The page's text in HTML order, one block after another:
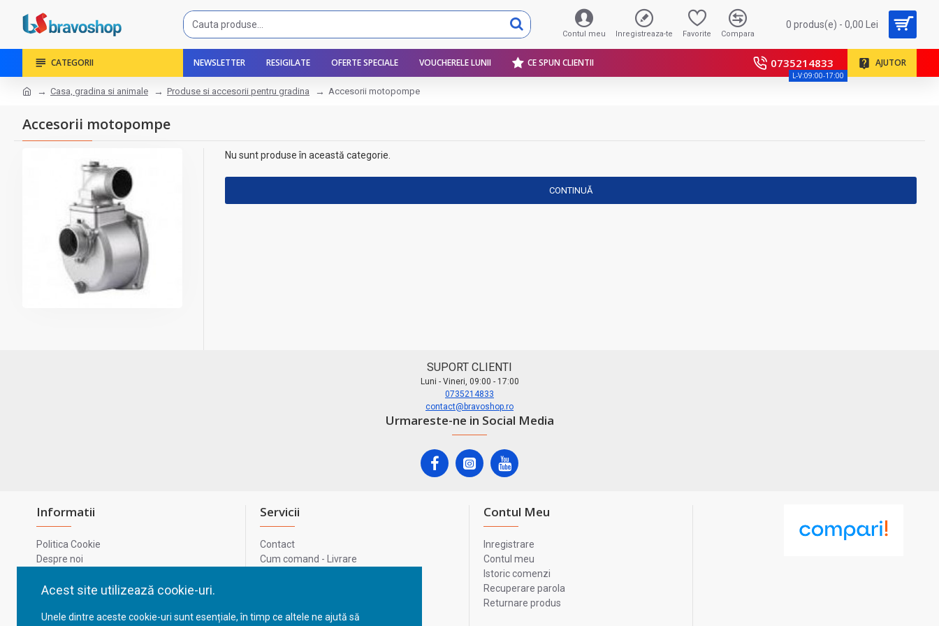
Acest site utilizează cookie-uri.
Unele dintre aceste cookie-uri sunt esențiale, în timp ce altele ne ajută să
Contul meu Inregistreaza-te Favorite Compara
0 produs(e) - 0,00 Lei
CATEGORII NEWSLETTER RESIGILATE OFERTE SPECIALE VOUCHERELE LUNII CE SPUN CLIENTII 0735214833
L-V:09:00-17:00
AJUTOR
Casa, gradina si animale Produse si accesorii pentru gradina Accesorii motopompe
Accesorii motopompe
Nu sunt produse în această categorie.
CONTINUĂ
SUPORT CLIENTI
Luni - Vineri, 09:00 - 17:00
0735214833
contact@bravoshop.ro
Urmareste-ne in Social Media
Informatii
Politica Cookie
Despre noi
Confidentialitate
GDPR - Datele tale
Servicii
Contact
Cum comand - Livrare
ANPC
Contul Meu
Inregistrare
Contul meu
Istoric comenzi
Recuperare parola
Returnare produs